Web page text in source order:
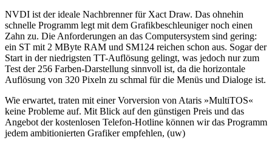
NVDI ist der ideale Nachbrenner für Xact Draw. Das ohnehin
schnelle Programm legt mit dem Grafikbeschleuniger noch einen
Zahn zu. Die Anforderungen an das Computersystem sind gering:
ein ST mit 2 MByte RAM und SM124 reichen schon aus. Sogar der
Start in der niedrigsten TT-Auflösung gelingt, was jedoch nur zum
Test der 256 Farben-Darstellung sinnvoll ist, da die horizontale
Auflösung von 320 Pixeln zu schmal für die Menüs und Dialoge ist.
Wie erwartet, traten mit einer Vorversion von Ataris »MultiTOS«
keine Probleme auf. Mit Blick auf den günstigen Preis und das
Angebot der kostenlosen Telefon-Hotline können wir das Programm
jedem ambitionierten Grafiker empfehlen, (uw)